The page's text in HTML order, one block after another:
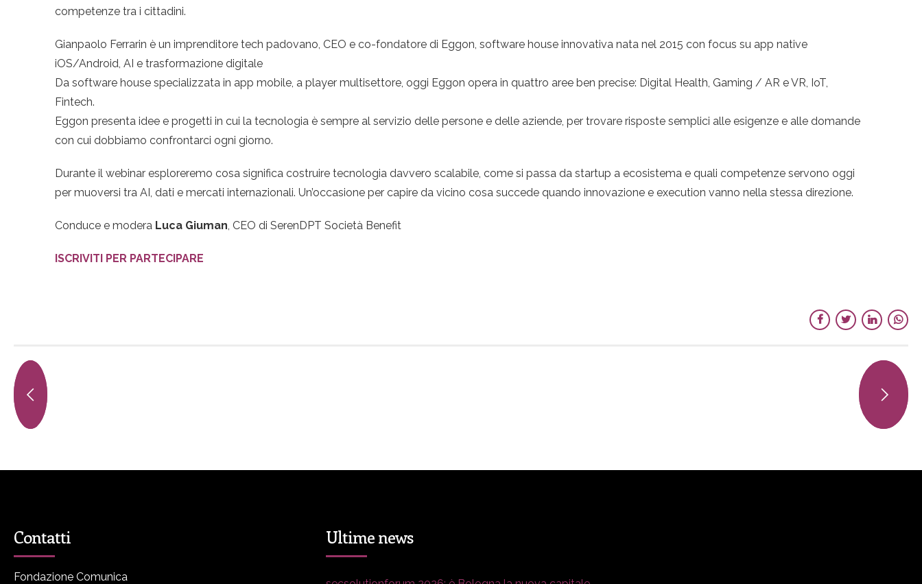
competenze tra i cittadini.
Gianpaolo Ferrarin è un imprenditore tech padovano, CEO e co-fondatore di Eggon, software house innovativa nata nel 2015 con focus su app native
iOS/Android, AI e trasformazione digitale
Da software house specializzata in app mobile, a player multisettore, oggi Eggon opera in quattro aree ben precise: Digital Health, Gaming / AR e VR, IoT,
Fintech.
Eggon presenta idee e progetti in cui la tecnologia è sempre al servizio delle persone e delle aziende, per trovare risposte semplici alle esigenze e alle domande
con cui dobbiamo confrontarci ogni giorno.
Durante il webinar esploreremo cosa significa costruire tecnologia davvero scalabile, come si passa da startup a ecosistema e quali competenze servono oggi
per muoversi tra AI, dati e mercati internazionali. Un’occasione per capire da vicino cosa succede quando innovazione e execution vanno nella stessa direzione.
Conduce e modera Luca Giuman, CEO di SerenDPT Società Benefit
ISCRIVITI PER PARTECIPARE
Contatti
Fondazione Comunica
Ultime news